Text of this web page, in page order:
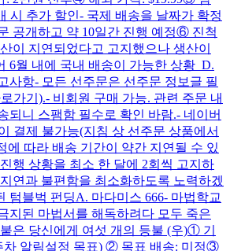
시 추가 할인- 국제 배송을 날짜가 확정
공개하고 약 10일간 진행 예정⑥ 진척
이 지연되었다고 고지했으나 생산이
6월 내에 국내 배송이 가능한 상황 D.
사항- 모든 선주문은 선주문 정보글 필
가기).- 비회원 구매 가능. 관련 주문 내
되니 스팸함 필수로 확인 바람.- 네이버
결제 불가능(지침 상 선주문 상품에서
에 따라 배송 기간이 약간 지연될 수 있
행 상황을 최소 한 달에 2회씩 고지하
연과 불편함을 최소화하도록 노력하겠
텀블벅 펀딩A. 마다미스 666- 마법학교
지된 마법서를 해독하려다 모두 죽은
은 당신에게 여섯 개의 등불 (우)① 기
차 알림설정 목표) ② 목표 배송: 미정③